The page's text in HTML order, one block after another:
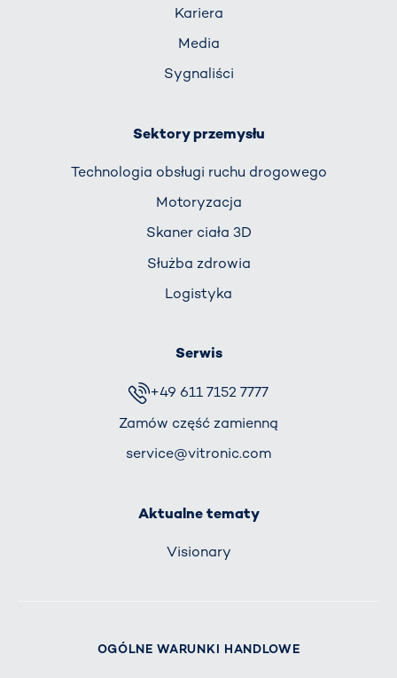
Kariera
Media
Sygnaliści
Sektory przemysłu
Technologia obsługi ruchu drogowego
Motoryzacja
Skaner ciała 3D
Służba zdrowia
Logistyka
Serwis
+49 611 7152 7777
Zamów część zamienną
service@vitronic.com
Aktualne tematy
Visionary
OGÓLNE WARUNKI HANDLOWE